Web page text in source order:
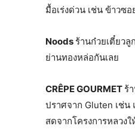
มื้อเร่งด่วน เช่น ข้าวซ
Noods ร้านก๋วยเตี๋ยว
ย่านทองหล่อกันเลย
CRÊPE GOURMET ร้
ปราศจาก Gluten เช่
สดจากโครงการหลวง